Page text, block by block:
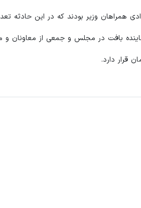
همراهان وزیر بودند که در این حادثه
بافت در مجلس و جمعی از معاونان و